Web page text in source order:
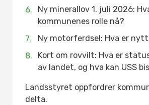
Ny minerallov 1. juli 2026:
kommunenes rolle nå?
Ny motorferdsel: Hva er
Kort om rovvilt: Hva er
av landet, og hva kan USS
Landsstyret oppfordrer
delta.